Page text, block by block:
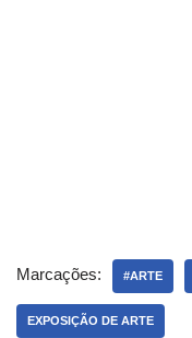
Marcações: #ARTE
EXPOSIÇÃO DE ARTE